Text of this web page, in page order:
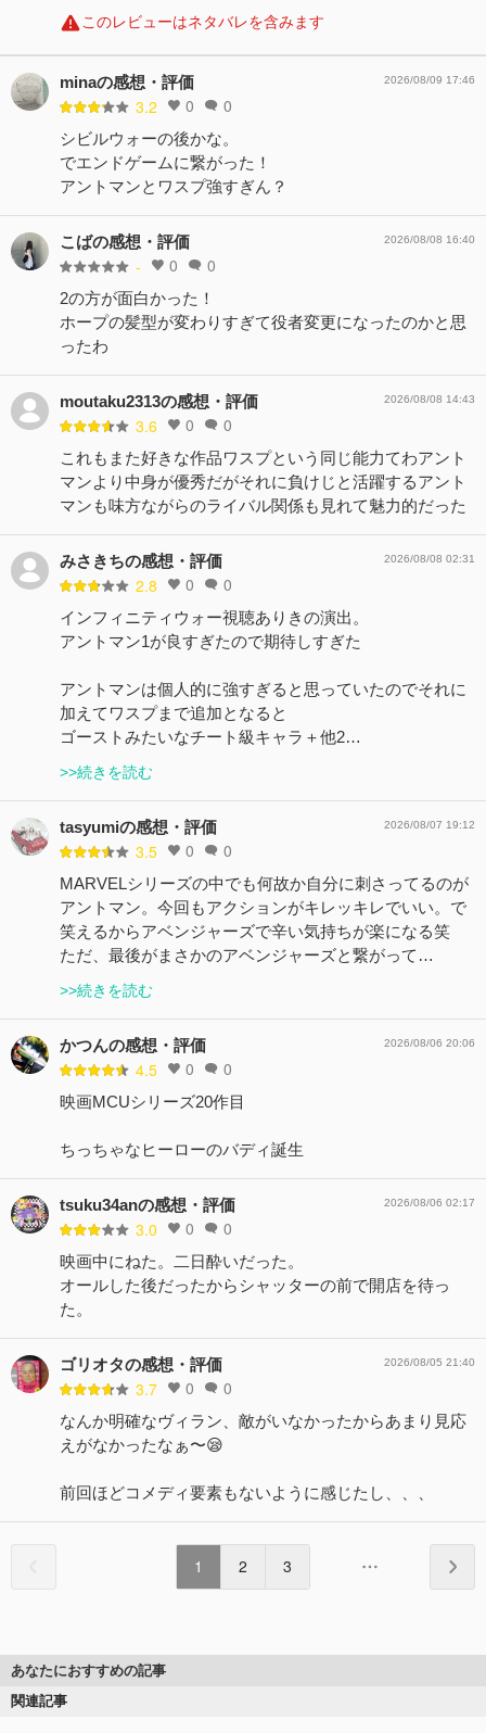
このレビューはネタバレを含みます
minaの感想・評価
3.2 0 0
2026/08/09 17:46
シビルウォーの後かな。
でエンドゲームに繋がった！
アントマンとワスプ強すぎん？
こばの感想・評価
- 0 0
2026/08/08 16:40
2の方が面白かった！
ホープの髪型が変わりすぎて役者変更になったのかと思
ったわ
moutaku2313の感想・評価
3.6 0 0
2026/08/08 14:43
これもまた好きな作品ワスプという同じ能力てわアント
マンより中身が優秀だがそれに負けじと活躍するアント
マンも味方ながらのライバル関係も見れて魅力的だった
みさきちの感想・評価
2.8 0 0
2026/08/08 02:31
インフィニティウォー視聴ありきの演出。
アントマン1が良すぎたので期待しすぎた
アントマンは個人的に強すぎると思っていたのでそれに
加えてワスプまで追加となると
ゴーストみたいなチート級キャラ＋他2…
>>続きを読む
tasyumiの感想・評価
3.5 0 0
2026/08/07 19:12
MARVELシリーズの中でも何故か自分に刺さってるのが
アントマン。今回もアクションがキレッキレでいい。で
笑えるからアベンジャーズで辛い気持ちが楽になる笑
ただ、最後がまさかのアベンジャーズと繋がって…
>>続きを読む
かつんの感想・評価
4.5 0 0
2026/08/06 20:06
映画MCUシリーズ20作目
ちっちゃなヒーローのバディ誕生
tsuku34anの感想・評価
3.0 0 0
2026/08/06 02:17
映画中にねた。二日酔いだった。
オールした後だったからシャッターの前で開店を待っ
た。
ゴリオタの感想・評価
3.7 0 0
2026/08/05 21:40
なんか明確なヴィラン、敵がいなかったからあまり見応
えがなかったなぁ〜😪
前回ほどコメディ要素もないように感じたし、、、
1 2 3
あなたにおすすめの記事
関連記事